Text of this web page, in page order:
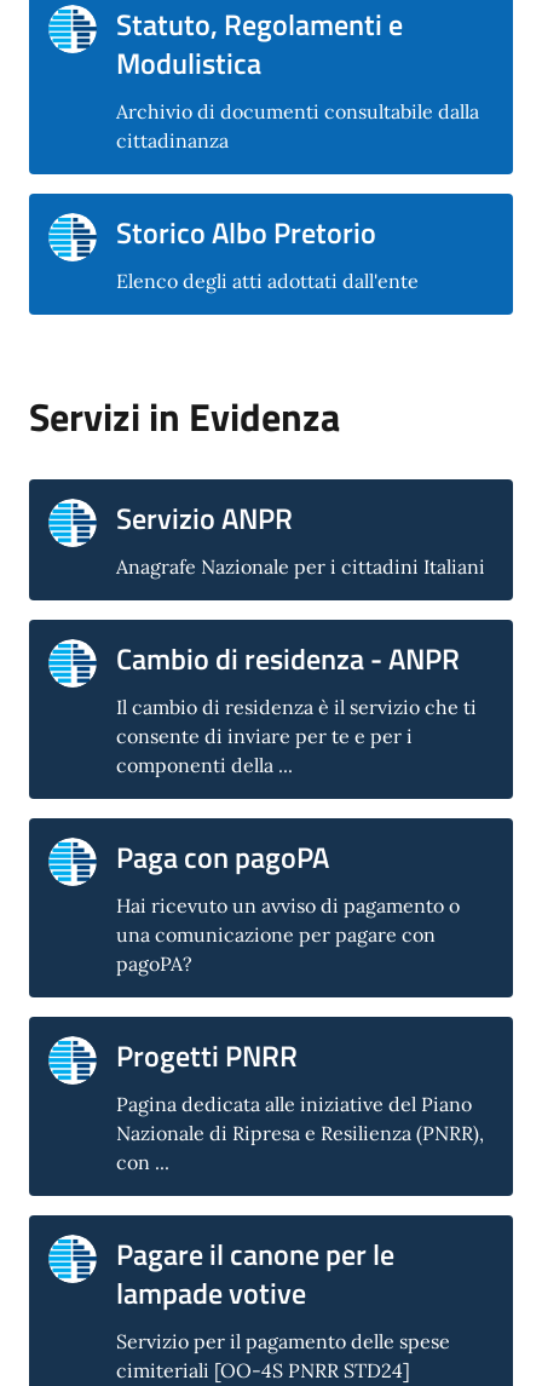
Statuto, Regolamenti e
Modulistica
Archivio di documenti consultabile dalla
cittadinanza
Storico Albo Pretorio
Elenco degli atti adottati dall'ente
Servizi in Evidenza
Servizio ANPR
Anagrafe Nazionale per i cittadini Italiani
Cambio di residenza - ANPR
Il cambio di residenza è il servizio che ti
consente di inviare per te e per i
componenti della ...
Paga con pagoPA
Hai ricevuto un avviso di pagamento o
una comunicazione per pagare con
pagoPA?
Progetti PNRR
Pagina dedicata alle iniziative del Piano
Nazionale di Ripresa e Resilienza (PNRR),
con ...
Pagare il canone per le
lampade votive
Servizio per il pagamento delle spese
cimiteriali [OO-4S PNRR STD24]